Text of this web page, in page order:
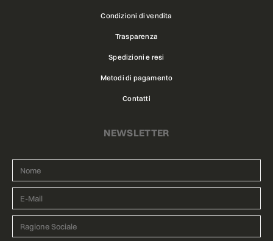
Condizioni di vendita
Trasparenza
Spedizioni e resi
Metodi di pagamento
Contatti
NEWSLETTER